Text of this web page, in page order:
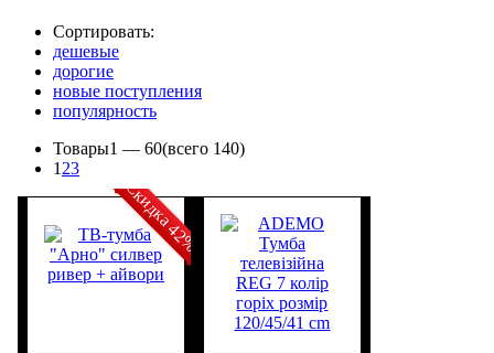
Сортировать:
дешевые
дорогие
новые поступления
популярность
Товары1 — 60(всего 140)
1 23
Скидка 42%